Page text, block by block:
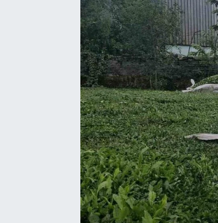
Teknoloji
Tokat Haberleri